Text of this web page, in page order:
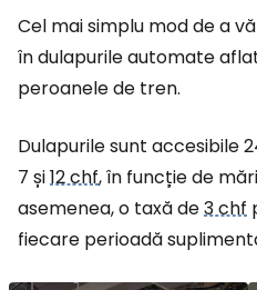
Cel mai simplu mod de a
în dulapurile automate
peroanele de tren.
Dulapurile sunt accesibile
7 și12 chf, în funcție de
asemenea, o taxă de3 chf
fiecare perioadă